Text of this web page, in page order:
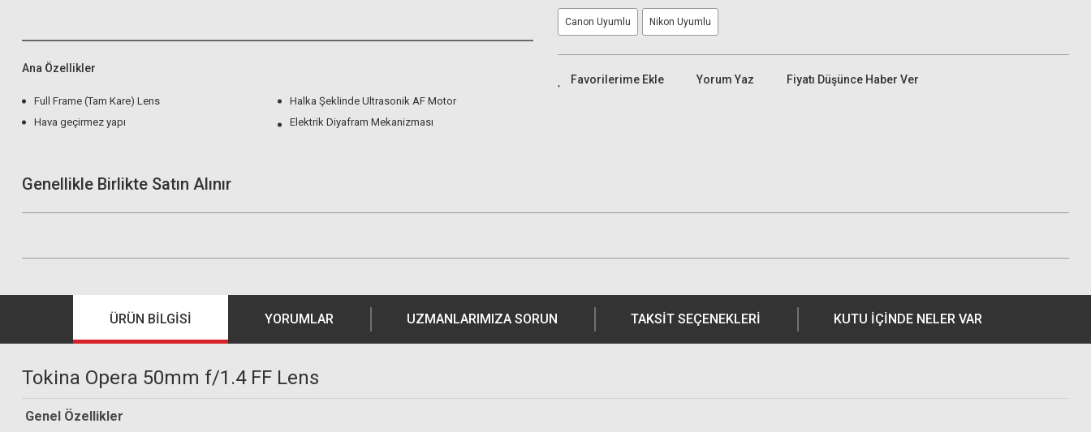
Ana Özellikler
Full Frame (Tam Kare) Lens
Halka Şeklinde Ultrasonik AF Motor
Hava geçirmez yapı
Elektrik Diyafram Mekanizması
Canon Uyumlu Nikon Uyumlu
Yorum Yaz Fiyatı Düşünce Haber Ver
Genellikle Birlikte Satın Alınır
ÜRÜN BILGISI YORUMLAR UZMANLARIMIZA SORUN TAKSIT SEÇENEKLERI KUTU İÇİNDE NELER VAR
Tokina Opera 50mm f/1.4 FF Lens
Genel Özellikler